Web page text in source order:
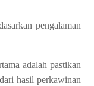
pengalaman
adalah pastikan
hasil perkawinan